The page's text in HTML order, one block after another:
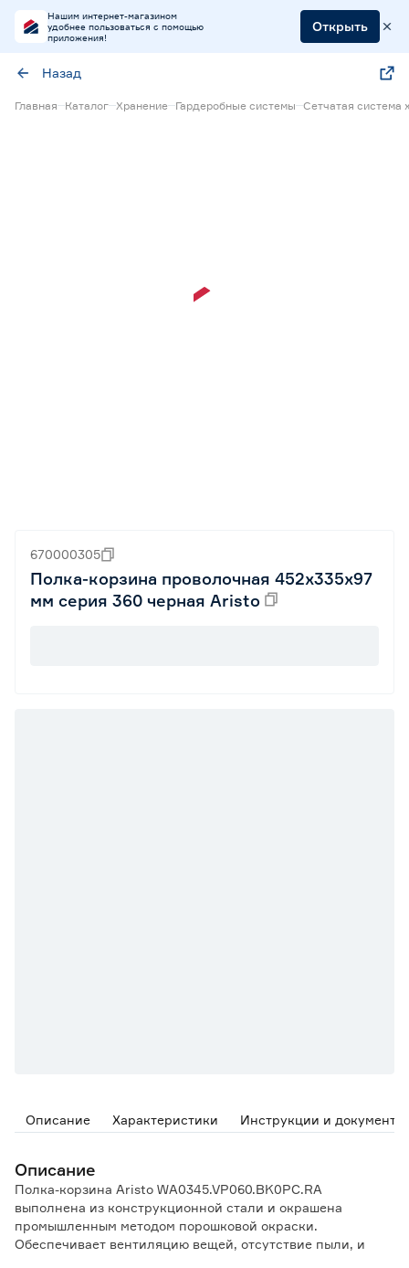
Нашим интернет-магазином
удобнее пользоваться с помощью
приложения!
Открыть
Назад
Главная Каталог Хранение Гардеробные системы Сетчатая система
670000305
Полка-корзина проволочная 452х335х97
мм серия 360 черная Aristo
Описание Характеристики Инструкции и документы
Описание
Полка-корзина Aristo WA0345.VP060.BK0PC.RA
выполнена из конструкционной стали и окрашена
промышленным методом порошковой окраски.
Обеспечивает вентиляцию вещей, отсутствие пыли, и